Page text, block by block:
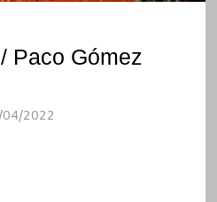
Paco Gómez
2022